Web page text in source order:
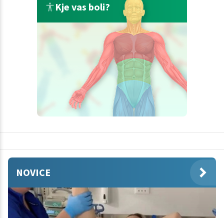
Kje vas boli?
NOVICE